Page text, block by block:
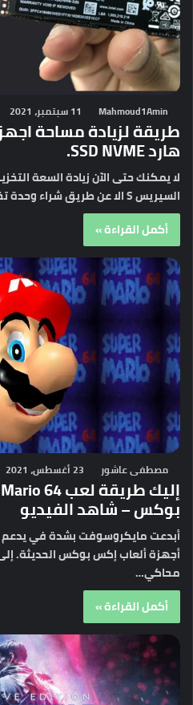
Mahmoud1Amin 11 سبتمبر، 2021
هارد SSD NVME.
السيريس S الا عن طريق شراء وحدة تخزين…
أكمل القراءة »
مصطفى عاشور 23 أغسطس، 2021
بوكس – شاهد الفيديو
أبدعت مايكروسوفت بشدة في يدعم
أجهزة ألعاب إكس بوكس الحديثة.
محاكي…
أكمل القراءة »